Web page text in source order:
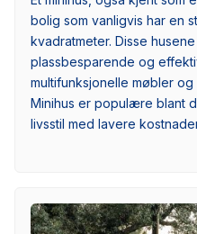
bolig som vanligvis har en
kvadratmeter. Disse
plassbesparende og
multifunksjonelle møbler
Minihus er populære blant
livsstil med lavere